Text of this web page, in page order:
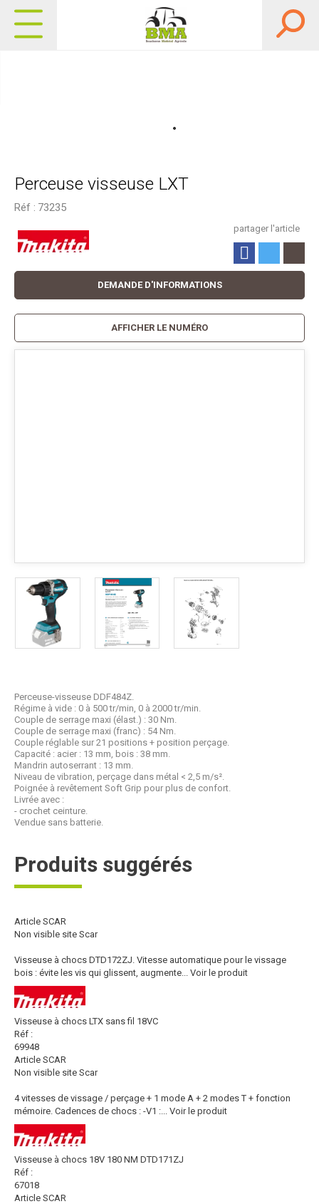
Perceuse visseuse LXT
Réf : 73235
partager l'article
Perceuse-visseuse DDF484Z.
Régime à vide : 0 à 500 tr/min, 0 à 2000 tr/min.
Couple de serrage maxi (élast.) : 30 Nm.
Couple de serrage maxi (franc) : 54 Nm.
Couple réglable sur 21 positions + position perçage.
Capacité : acier : 13 mm, bois : 38 mm.
Mandrin autoserrant : 13 mm.
Niveau de vibration, perçage dans métal < 2,5 m/s².
Poignée à revêtement Soft Grip pour plus de confort.
Livrée avec :
- crochet ceinture.
Vendue sans batterie.
DEMANDE D'INFORMATIONS
AFFICHER LE NUMÉRO
Produits suggérés
Article SCAR
Non visible site Scar
Visseuse à chocs DTD172ZJ. Vitesse automatique pour le vissage
bois : évite les vis qui glissent, augmente... Voir le produit
Visseuse à chocs LTX sans fil 18VC
Réf :
69948
Article SCAR
Non visible site Scar
4 vitesses de vissage / perçage + 1 mode A + 2 modes T + fonction
mémoire. Cadences de chocs : -V1 :... Voir le produit
Visseuse à chocs 18V 180 NM DTD171ZJ
Réf :
67018
Article SCAR